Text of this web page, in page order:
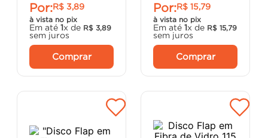
Por:R$ 3,89
à vista no pix
Em até 1x de R$ 3,89
sem juros
Comprar
Por:R$ 15,79
à vista no pix
Em até 1x de R$ 15,79
sem juros
Comprar
º cadeira